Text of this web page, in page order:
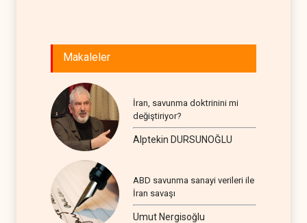
Makaleler
İran, savunma doktrinini mi
değiştiriyor?
Alptekin DURSUNOĞLU
ABD savunma sanayi verileri ile
İran savaşı
Umut Nergisoğlu